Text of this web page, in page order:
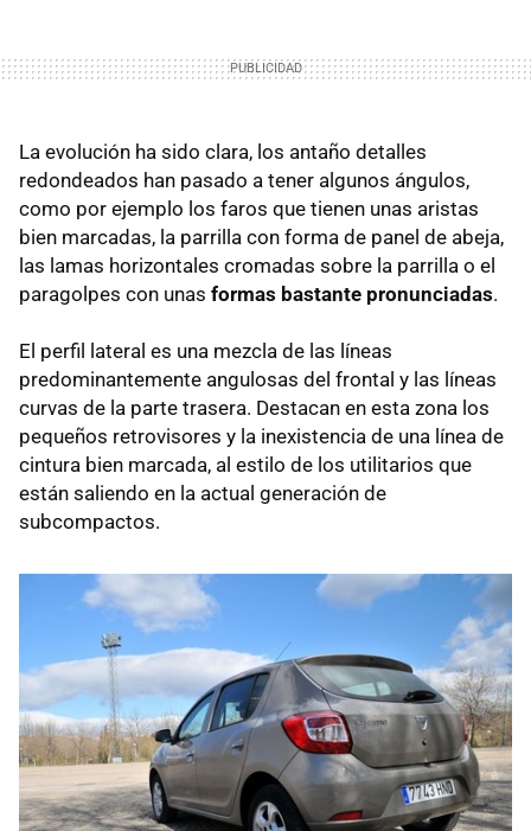
La evolución ha sido clara, los antaño detalles
redondeados han pasado a tener algunos ángulos,
como por ejemplo los faros que tienen unas aristas
bien marcadas, la parrilla con forma de panel de abeja,
las lamas horizontales cromadas sobre la parrilla o el
paragolpes con unas formas bastante pronunciadas.
El perfil lateral es una mezcla de las líneas
predominantemente angulosas del frontal y las líneas
curvas de la parte trasera. Destacan en esta zona los
pequeños retrovisores y la inexistencia de una línea de
cintura bien marcada, al estilo de los utilitarios que
están saliendo en la actual generación de
subcompactos.